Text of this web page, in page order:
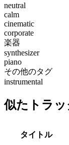
neutral
calm
cinematic
corporate
楽器
synthesizer
piano
その他のタグ
instrumental
似たトラッ
タイトル